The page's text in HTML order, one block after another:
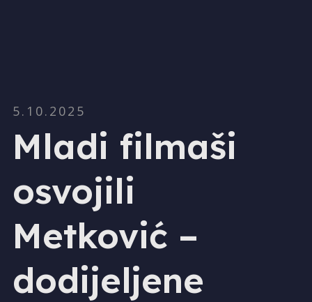
5.10.2025
Mladi filmaši
osvojili
Metković –
dodijeljene